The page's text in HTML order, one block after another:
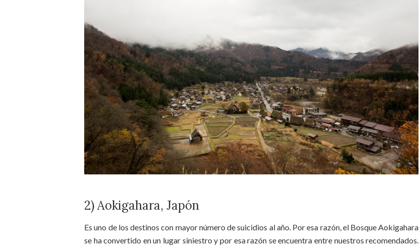
2) Aokigahara, Japón
Es uno de los destinos con mayor número de suicidios al año. Por esa razón, el Bosque Aokigahara
se ha convertido en un lugar siniestro y por esa razón se encuentra entre nuestros recomendados.